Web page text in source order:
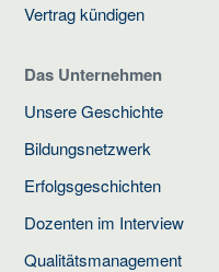
Vertrag kündigen
Das Unternehmen
Unsere Geschichte
Bildungsnetzwerk
Erfolgsgeschichten
Dozenten im Interview
Qualitätsmanagement